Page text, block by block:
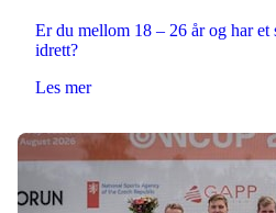
Er du mellom 18 – 26 år og har et
idrett?
Les mer